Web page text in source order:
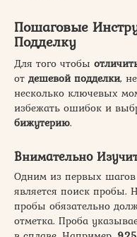
Пошаговые
Подделку
Для того чтобы
от дешевой подделки,
несколько ключевых
избежать ошибок и
бижутерию.
Внимательно
Одним из первых шагов
является поиск пробы.
пробы обязательно
отметка. Проба